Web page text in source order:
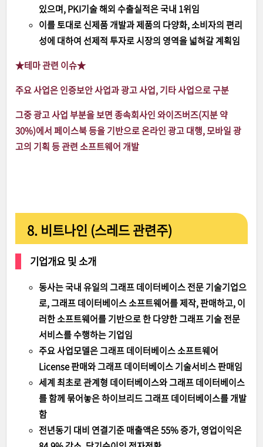
있으며, PKI기술 해외 수출실적은 국내 1위임
이를 토대로 신제품 개발과 제품의 다양화, 소비자의 편리
성에 대하여 선제적 투자로 시장의 영역을 넓혀갈 계획임
★테마 관련 이슈★
주요 사업은 인증보안 사업과 광고 사업, 기타 사업으로 구분
그중 광고 사업 부분을 보면 종속회사인 와이즈버즈(지분 약
30%)에서 페이스북 등을 기반으로온라인 광고 대행,모바일 광
고의 기획 등 관련 소프트웨어 개발
8. 비트나인 (스레드 관련주)
기업개요 및 소개
동사는 국내 유일의 그래프 데이터베이스 전문 기술기업으
로, 그래프 데이터베이스 소프트웨어를 제작, 판매하고, 이
러한 소프트웨어를 기반으로 한 다양한 그래프 기술 전문
서비스를 수행하는 기업임
주요 사업모델은 그래프 데이터베이스 소프트웨어
License 판매와 그래프 데이터베이스 기술서비스 판매임
세계 최초로 관계형 데이터베이스와 그래프 데이터베이스
를 함께 묶어놓은 하이브리드 그래프 데이터베이스를 개발
함
전년동기 대비 연결기준 매출액은 55% 증가, 영업이익은